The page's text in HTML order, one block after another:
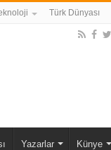
Türk Dünyası
Yazarlar Künye